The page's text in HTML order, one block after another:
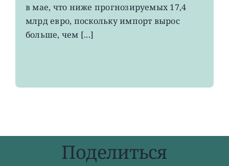
летнего
в мае, что ниже прогнозируемых 17,4
млрд евро, поскольку импорт вырос
больше, чем [...]
Поделиться